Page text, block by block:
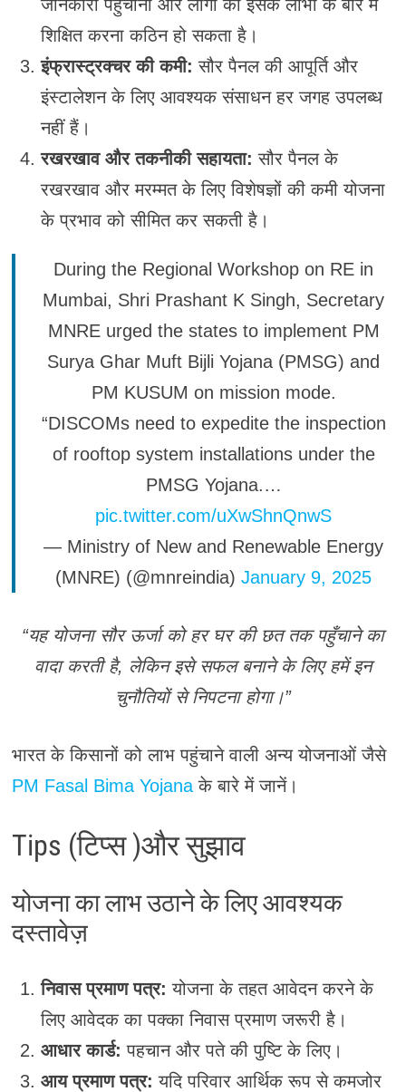
जानकारी पहुँचाना और लोगों को इसके लाभों के बारे में
शिक्षित करना कठिन हो सकता है।
इंफ्रास्ट्रक्चर की कमी: सौर पैनल की आपूर्ति और
इंस्टालेशन के लिए आवश्यक संसाधन हर जगह उपलब्ध
नहीं हैं।
रखरखाव और तकनीकी सहायता: सौर पैनल के
रखरखाव और मरम्मत के लिए विशेषज्ञों की कमी योजना
के प्रभाव को सीमित कर सकती है।
During the Regional Workshop on RE in
Mumbai, Shri Prashant K Singh, Secretary
MNRE urged the states to implement PM
Surya Ghar Muft Bijli Yojana (PMSG) and
PM KUSUM on mission mode.
“DISCOMs need to expedite the inspection
of rooftop system installations under the
PMSG Yojana.…
pic.twitter.com/uXwShnQnwS
— Ministry of New and Renewable Energy
(MNRE) (@mnreindia)January 9, 2025
“यह योजना सौर ऊर्जा को हर घर की छत तक पहुँचाने का
वादा करती है, लेकिन इसे सफल बनाने के लिए हमें इन
चुनौतियों से निपटना होगा।”
भारत के किसानों को लाभ पहुंचाने वाली अन्य योजनाओं जैसे
PM Fasal Bima Yojanaके बारे में जानें।
Tips (टिप्स )और सुझाव
योजना का लाभ उठाने के लिए आवश्यक
दस्तावेज़
निवास प्रमाण पत्र: योजना के तहत आवेदन करने के
लिए आवेदक का पक्का निवास प्रमाण जरूरी है।
आधार कार्ड: पहचान और पते की पुष्टि के लिए।
आय प्रमाण पत्र: यदि परिवार आर्थिक रूप से कमजोर